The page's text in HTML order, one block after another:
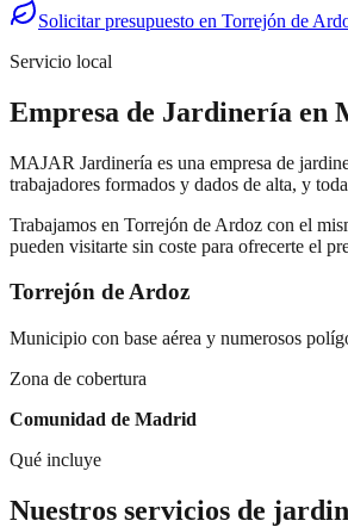
Solicitar presupuesto en Torrejón de
Servicio local
Empresa de Jardinería en
MAJAR Jardinería es una empresa de
trabajadores formados y dados de alta, y
Trabajamos en Torrejón de Ardoz con el
pueden visitarte sin coste para ofrecerte el
Torrejón de Ardoz
Municipio con base aérea y numerosos
Zona de cobertura
Comunidad de Madrid
Qué incluye
Nuestros servicios de